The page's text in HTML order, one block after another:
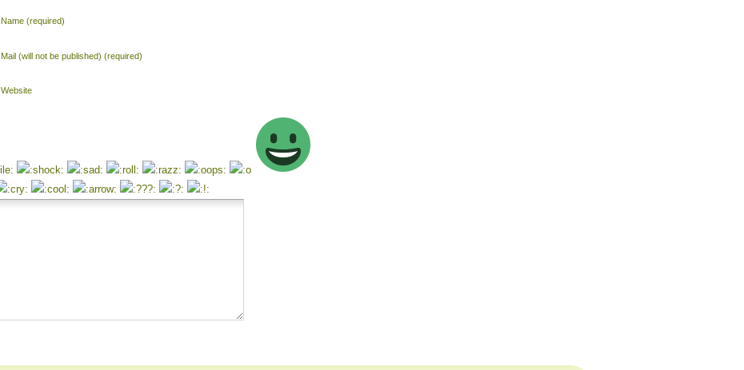
Name (required)
Mail (will not be published) (required)
Website